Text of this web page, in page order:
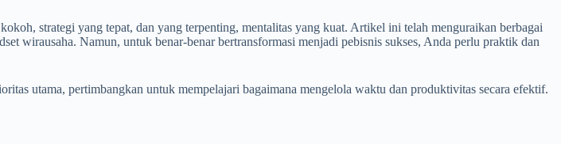
strategi yang tepat, dan yang terpenting, mentalitas yang kuat. Artikel ini telah menguraikan berbagai
wirausaha. Namun, untuk benar-benar bertransformasi menjadi pebisnis sukses, Anda perlu praktik dan
utama, pertimbangkan untuk mempelajari bagaimana mengelola waktu dan produktivitas secara efektif.